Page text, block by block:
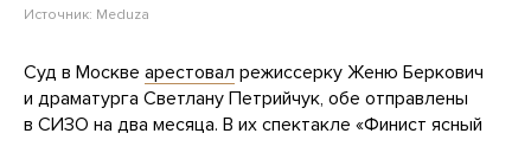
Источник: Meduza
Суд в Москве арестовал режиссерку Женю Беркович
и драматурга Светлану Петрийчук, обе отправлены
в СИЗО на два месяца. В их спектакле «Финист ясный